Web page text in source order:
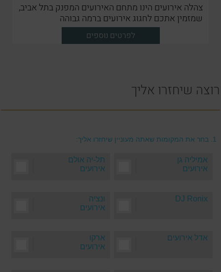
צהלה אירועים הינו מתחם האירועים המפנק בתל אביב,
שמזמין אתכם לחגוג אירועים ברמה גבוהה
לפרטים נוספים
רוצה שיחזרו אליך
1. בחר את המקומות שאתה מעוניין שיחזרו אליך:
אמיליה גן
אירועים
תל-יה אולם
אירועים
DJ Ronix
ונציה
אירועים
אדל אירועים
ארקו
אירועים